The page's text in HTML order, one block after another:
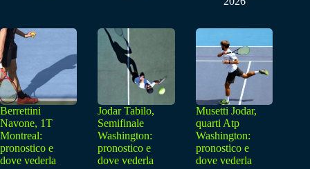
Berrettini
Navone, 1T
Montreal:
pronostico e
dove vederla
Jodar Tabilo,
Semifinale
Washington:
pronostico e
dove vederla
Musetti Jodar,
quarti Atp
Washington:
pronostico e
dove vederla